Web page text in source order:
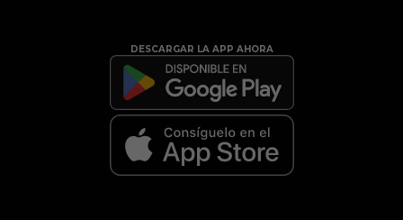
DESCARGAR LA APP AHORA